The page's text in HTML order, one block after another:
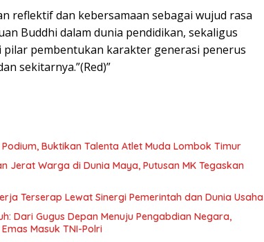
reflektif dan kebersamaan sebagai wujud rasa
Buddhi dalam dunia pendidikan, sekaligus
pembentukan karakter generasi penerus
sekitarnya.”(Red)”
Buktikan Talenta Atlet Muda Lombok Timur
Jerat Warga di Dunia Maya, Putusan MK Tegaskan
Terserap Lewat Sinergi Pemerintah dan Dunia Usaha
Dari Gugus Depan Menuju Pengabdian Negara,
Masuk TNI-Polri